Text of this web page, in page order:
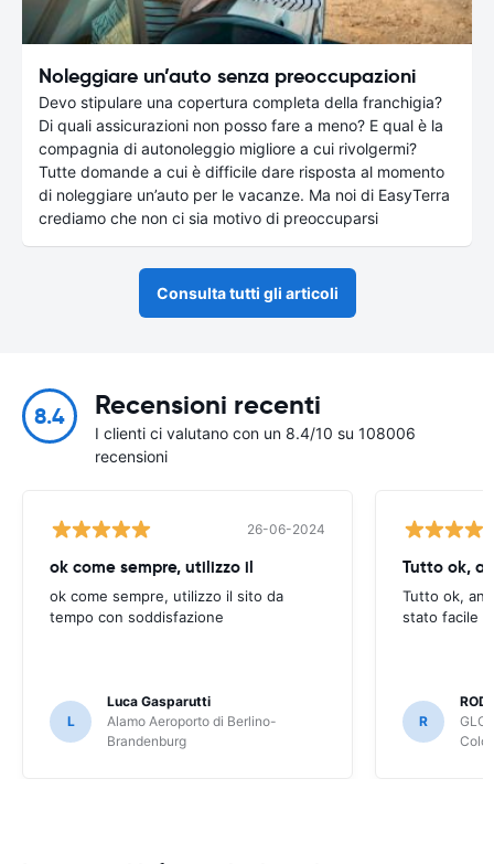
Noleggiare un’auto senza preoccupazioni
Devo stipulare una copertura completa della franchigia?
Di quali assicurazioni non posso fare a meno? E qual è la
compagnia di autonoleggio migliore a cui rivolgermi?
Tutte domande a cui è difficile dare risposta al momento
di noleggiare un’auto per le vacanze. Ma noi di EasyTerra
crediamo che non ci sia motivo di preoccuparsi
Consulta tutti gli articoli
8.4 Recensioni recenti
I clienti ci valutano con un 8.4/10 su 108006
recensioni
26-06-2024
ok come sempre, utilizzo il
ok come sempre, utilizzo il sito da
tempo con soddisfazione
L
Luca Gasparutti
Alamo Aeroporto di Berlino-
Brandenburg
Tutto ok,
Tutto ok,
stato facile
R